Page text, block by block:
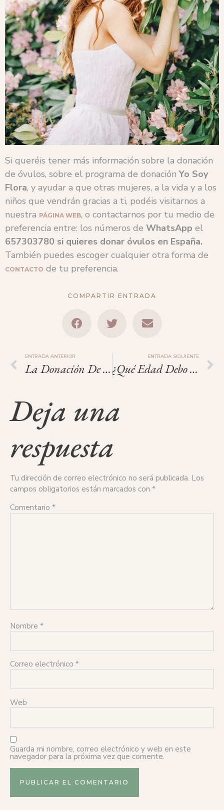
Si queréis tener más información sobre la donación
de óvulos, sobre el programa de donaciónYo Soy
Flora, y ayudar a que otras mujeres, a la vida y a los
niños que vendrán gracias a ti, podéis visitarnos a
nuestra PÁGINA WEB, o contactarnos por tu medio de
preferencia entre: los números de WhatsApp el
657303780 si quieres donar óvulos en España.
También puedes escoger cualquier otra forma de
CONTACTO de tu preferencia.
COMPARTIR ENTRADA
ENTRADA ANTERIOR
La Donación De Óvulos: Lo Que Debes Saber.
ENTRADA SIGUIENTE
¿Qué Edad Debo Tener Para Ser Donante De Óvulos?
Deja una
respuesta
Tu dirección de correo electrónico no será publicada. Los
campos obligatorios están marcados con *
Comentario *
Nombre *
Correo electrónico *
Web
Guarda mi nombre, correo electrónico y web en este
navegador para la próxima vez que comente.